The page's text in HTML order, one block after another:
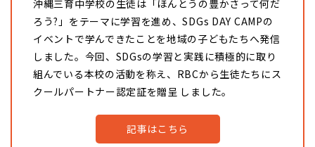
沖縄三育中学校の生徒は「ほんとうの豊かさって何だ
ろう?」をテーマに学習を進め、SDGs DAY CAMPの
イベントで学んできたことを地域の子どもたちへ発信
しました。今回、SDGsの学習と実践に積極的に取り
組んでいる本校の活動を称え、RBCから生徒たちにス
クールパートナー認定証を贈呈 しました。
記事はこちら